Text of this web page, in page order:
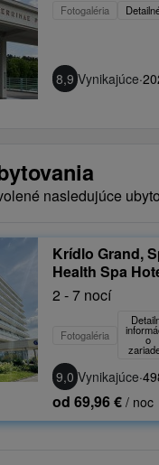
Fotogaléria
8,9 Vynikajúce·
nasledujúce
Krídlo Grand,
Health Spa
2 - 7 nocí
Fotogaléria o
9,0 Vynikajúce·
od 69,96 € / noc